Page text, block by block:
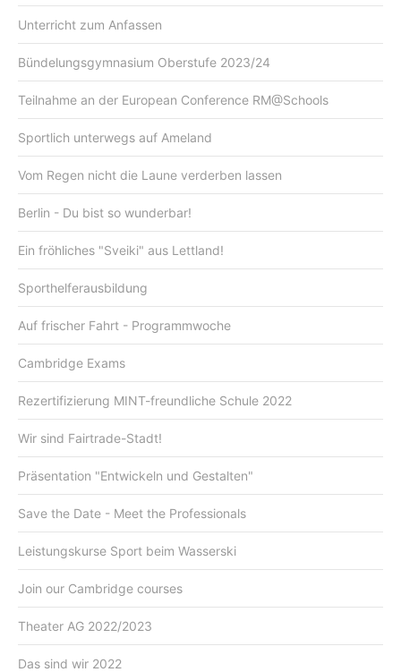
Unterricht zum Anfassen
Bündelungsgymnasium Oberstufe 2023/24
Teilnahme an der European Conference RM@Schools
Sportlich unterwegs auf Ameland
Vom Regen nicht die Laune verderben lassen
Berlin - Du bist so wunderbar!
Ein fröhliches "Sveiki" aus Lettland!
Sporthelferausbildung
Auf frischer Fahrt - Programmwoche
Cambridge Exams
Rezertifizierung MINT-freundliche Schule 2022
Wir sind Fairtrade-Stadt!
Präsentation "Entwickeln und Gestalten"
Save the Date - Meet the Professionals
Leistungskurse Sport beim Wasserski
Join our Cambridge courses
Theater AG 2022/2023
Das sind wir 2022